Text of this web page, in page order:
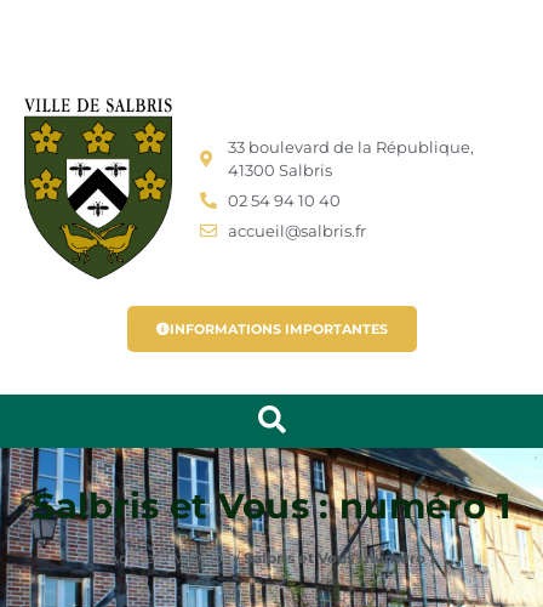
33 boulevard de la République,
41300 Salbris
02 54 94 10 40
accueil@salbris.fr
INFORMATIONS IMPORTANTES
Salbris et Vous : numéro 1
Accueil/VIDÉOS/Salbris et Vous : numéro 1